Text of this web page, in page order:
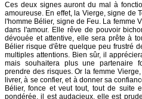
Ces deux signes auront du mal à
amoureuse. En effet, la Vierge, signe de
l'homme Bélier, signe de Feu. La femme
dans l'amour. Elle rêve de pouvoir
dévouée et attentive, elle sera prête à
Bélier risque d'être quelque peu frustré
multiples attentions. Bien sûr, il
mais souhaitera plus une partenaire
prendre des risques. Or la femme
livrer, à se confier, et à donner sa
Bélier, fonce et veut tout, tout de suite
pondérée, il est audacieux, elle est